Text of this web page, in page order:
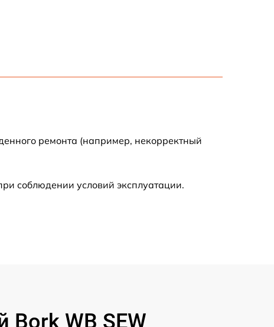
1250 р
ремонта (например, некорректный
соблюдении условий эксплуатации.
WB SEW